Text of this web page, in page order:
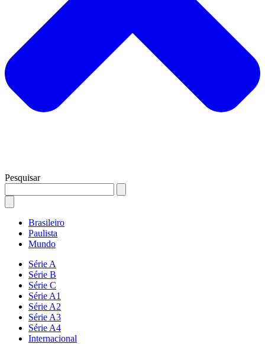
Pesquisar
Brasileiro
Paulista
Mundo
Série A
Série B
Série C
Série A1
Série A2
Série A3
Série A4
Internacional